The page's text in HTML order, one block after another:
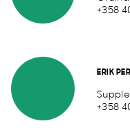
+358
ERIK
+358